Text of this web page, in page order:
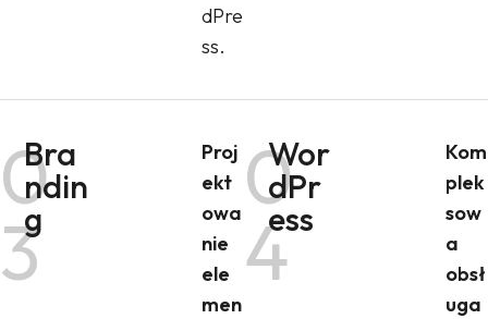
dPre
ss.
0
3
Bra
ndin
g
Proj
ekt
owa
nie
ele
men
0
4
Wor
dPr
ess
Kom
plek
sow
a
obsł
uga